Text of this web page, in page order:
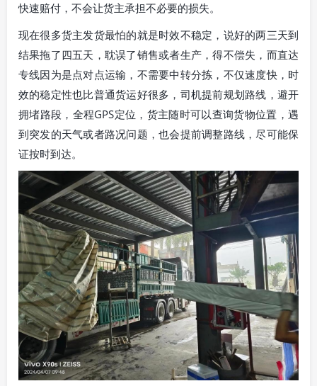
快速赔付，不会让货主承担不必要的损失。
现在很多货主发货最怕的就是时效不稳定，说好的两三天到
结果拖了四五天，耽误了销售或者生产，得不偿失，而直达
专线因为是点对点运输，不需要中转分拣，不仅速度快，时
效的稳定性也比普通货运好很多，司机提前规划路线，避开
拥堵路段，全程GPS定位，货主随时可以查询货物位置，遇
到突发的天气或者路况问题，也会提前调整路线，尽可能保
证按时到达。